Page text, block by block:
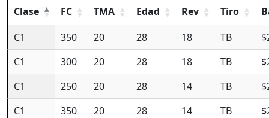
Clase FC TMA Edad Rev Tiro
C1
350 20 28 18 TB
C1
300 20 28 18 TB
C1
250 20 28 14 TB
C1
350 20 28 14 TB